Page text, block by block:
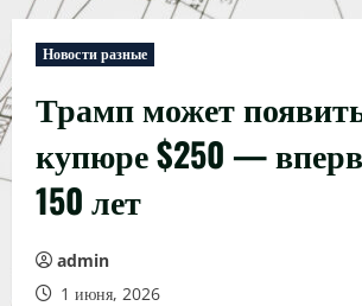
Новости разные
Трамп может
купюре $250 —
150 лет
admin
1 июня, 2026